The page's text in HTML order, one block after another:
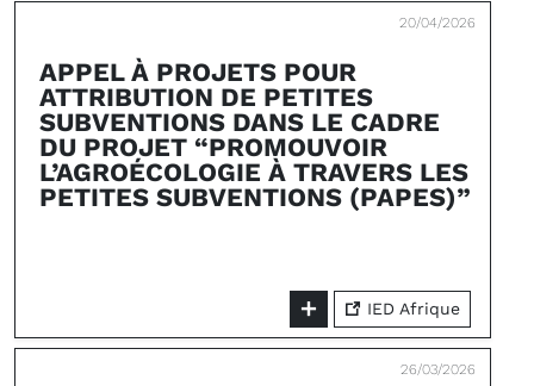
20/04/2026
APPEL À PROJETS POUR
ATTRIBUTION DE PETITES
SUBVENTIONS DANS LE CADRE
DU PROJET “PROMOUVOIR
L’AGROÉCOLOGIE À TRAVERS LES
PETITES SUBVENTIONS (PAPES)”
IED Afrique
26/03/2026